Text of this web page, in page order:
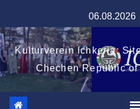
к
содержимому
06.08.2026
Kulturverein Ichkeria:
Chechen Republic